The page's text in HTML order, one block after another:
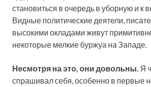
становиться в очередь в уборную и к
Видные политические деятели,
высокими окладами живут
некоторые мелкие буржуа на Западе.
Несмотря на это, они довольны. Я
спрашивал себя, особенно в первые